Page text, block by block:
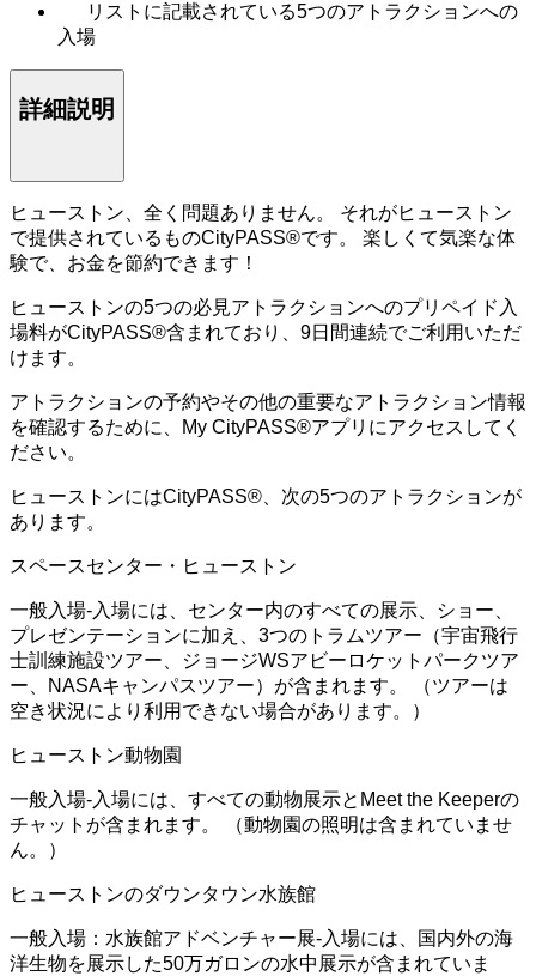
リストに記載されている5つのアトラクションへの
入場
詳細説明
ヒューストン、全く問題ありません。 それがヒューストン
で提供されているものCityPASS®です。 楽しくて気楽な体
験で、お金を節約できます！
ヒューストンの5つの必見アトラクションへのプリペイド入
場料がCityPASS®含まれており、9日間連続でご利用いただ
けます。
アトラクションの予約やその他の重要なアトラクション情報
を確認するために、My CityPASS®アプリにアクセスしてく
ださい。
ヒューストンにはCityPASS®、次の5つのアトラクションが
あります。
スペースセンター・ヒューストン
一般入場-入場には、センター内のすべての展示、ショー、
プレゼンテーションに加え、3つのトラムツアー（宇宙飛行
士訓練施設ツアー、ジョージWSアビーロケットパークツア
ー、NASAキャンパスツアー）が含まれます。 （ツアーは
空き状況により利用できない場合があります。）
ヒューストン動物園
一般入場-入場には、すべての動物展示とMeet the Keeperの
チャットが含まれます。 （動物園の照明は含まれていませ
ん。）
ヒューストンのダウンタウン水族館
一般入場：水族館アドベンチャー展-入場には、国内外の海
洋生物を展示した50万ガロンの水中展示が含まれていま